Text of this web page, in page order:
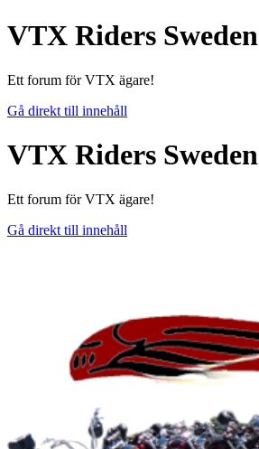
VTX Riders Sweden
Ett forum för VTX ägare!
Gå direkt till innehåll
VTX Riders Sweden
Ett forum för VTX ägare!
Gå direkt till innehåll